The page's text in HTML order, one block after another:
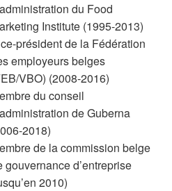
du Food
Institute (1995-2013)
président de la Fédération
employeurs belges
VBO) (2008-2016)
du conseil
de Guberna
2018)
de la commission belge
gouvernance d’entreprise
2010)